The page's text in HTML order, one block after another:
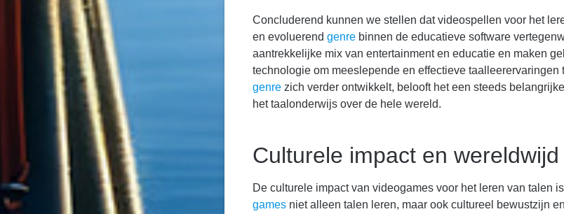
Concluderend kunnen we stellen dat videospellen voor het
en evoluerendgenre binnen de educatieve software
aantrekkelijke mix van entertainment en educatie en maken
technologie om meeslepende en effectieve taalleerervaringen
genre zich verder ontwikkelt, belooft het een steeds
het taalonderwijs over de hele wereld.
Culturele impact en
De culturele impact van videogames voor het leren van talen
games niet alleen talen leren, maar ook cultureel bewustzijn